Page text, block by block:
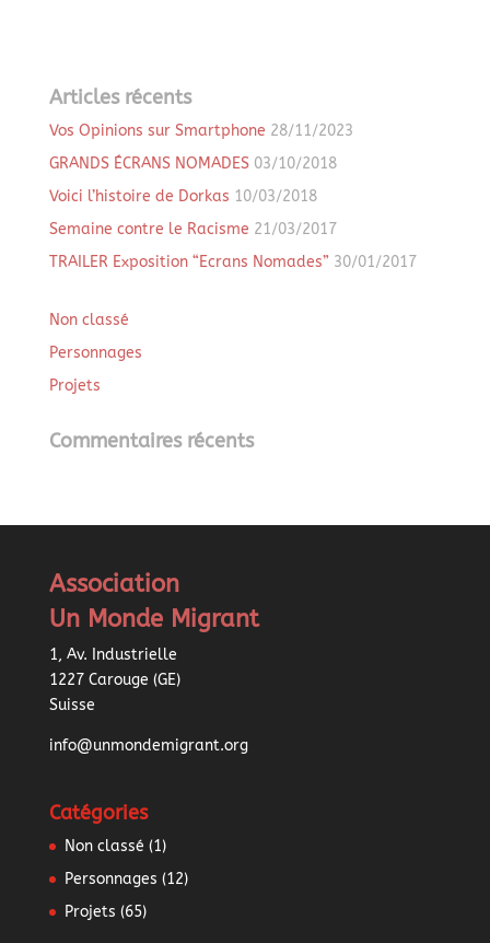
Articles récents
Vos Opinions sur Smartphone 28/11/2023
GRANDS ÉCRANS NOMADES 03/10/2018
Voici l’histoire de Dorkas 10/03/2018
Semaine contre le Racisme 21/03/2017
TRAILER Exposition “Ecrans Nomades” 30/01/2017
Non classé
Personnages
Projets
Commentaires récents
Association
Un Monde Migrant
1, Av. Industrielle
1227 Carouge (GE)
Suisse
info@unmondemigrant.org
Catégories
Non classé (1)
Personnages (12)
Projets (65)